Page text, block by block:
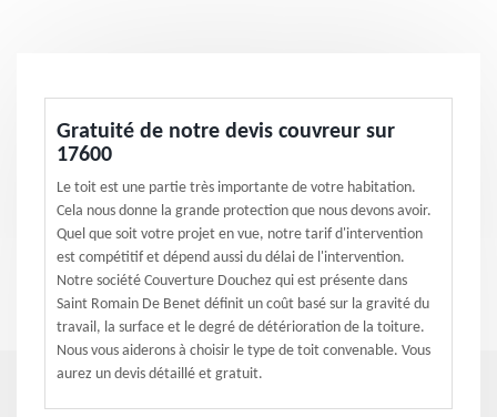
Gratuité de notre devis couvreur sur
17600
Le toit est une partie très importante de votre habitation.
Cela nous donne la grande protection que nous devons avoir.
Quel que soit votre projet en vue, notre tarif d'intervention
est compétitif et dépend aussi du délai de l'intervention.
Notre société Couverture Douchez qui est présente dans
Saint Romain De Benet définit un coût basé sur la gravité du
travail, la surface et le degré de détérioration de la toiture.
Nous vous aiderons à choisir le type de toit convenable. Vous
aurez un devis détaillé et gratuit.